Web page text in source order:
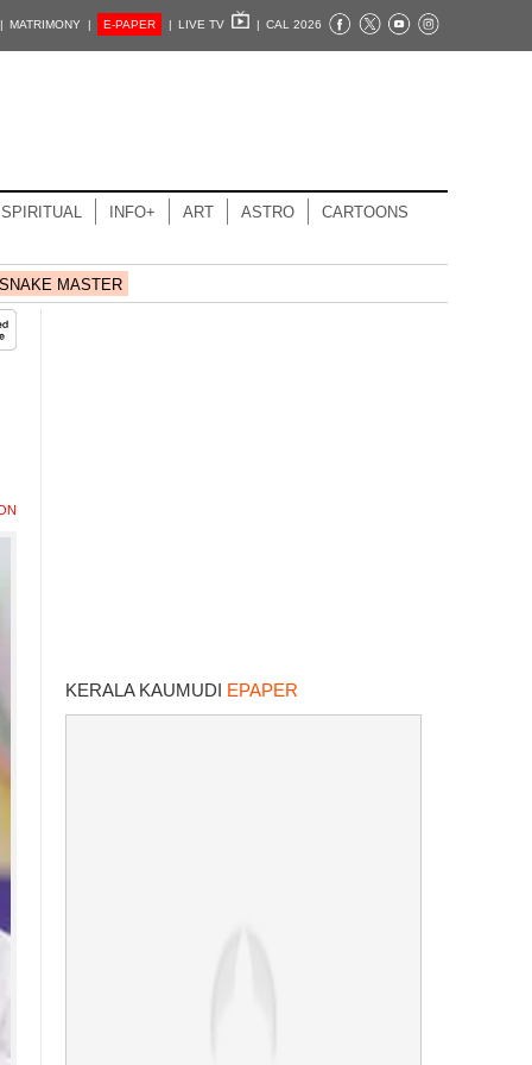
MATRIMONY | E-PAPER | LIVE TV | CAL 2026
SPIRITUAL INFO+ ART ASTRO CARTOONS
MASTER
KERALA KAUMUDI EPAPER